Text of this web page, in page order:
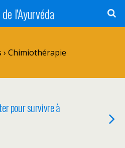
l'Ayurvéda
Chimiothérapie
pour survivre à